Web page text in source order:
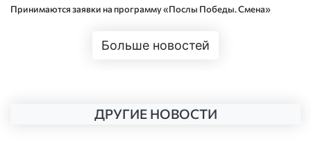
Принимаются заявки на программу «Послы Победы. Смена»
Больше новостей
ДРУГИЕ НОВОСТИ